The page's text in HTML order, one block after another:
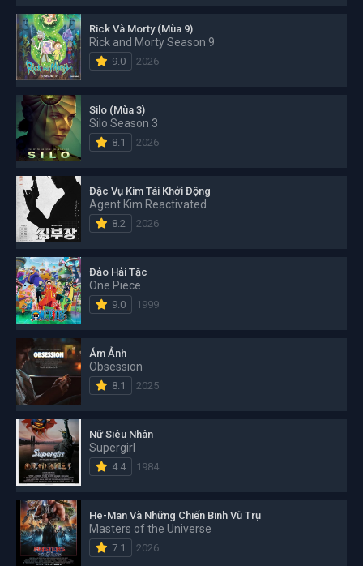
Rick Và Morty (Mùa 9)
Rick and Morty Season 9
9.0 2026
Silo (Mùa 3)
Silo Season 3
8.1 2026
Đặc Vụ Kim Tái Khởi Động
Agent Kim Reactivated
8.2 2026
Đảo Hải Tặc
One Piece
9.0 1999
Ám Ảnh
Obsession
8.1 2025
Nữ Siêu Nhân
Supergirl
4.4 1984
He-Man Và Những Chiến Binh Vũ Trụ
Masters of the Universe
7.1 2026